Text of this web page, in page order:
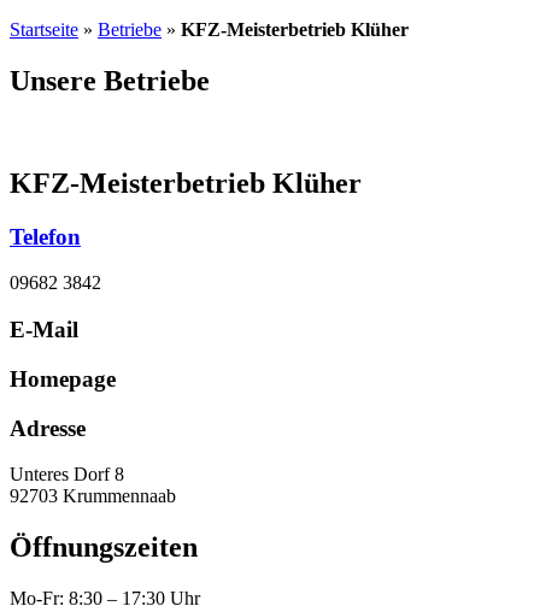
Startseite » Betriebe » KFZ-Meisterbetrieb Klüher
Unsere Betriebe
KFZ-Meisterbetrieb Klüher
Telefon
09682 3842
E-Mail
Homepage
Adresse
Unteres Dorf 8
92703 Krummennaab
Öffnungszeiten
Mo-Fr: 8:30 – 17:30 Uhr